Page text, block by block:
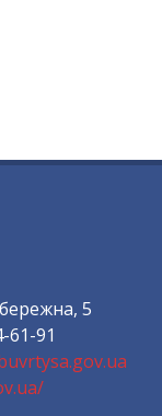
5
61-91